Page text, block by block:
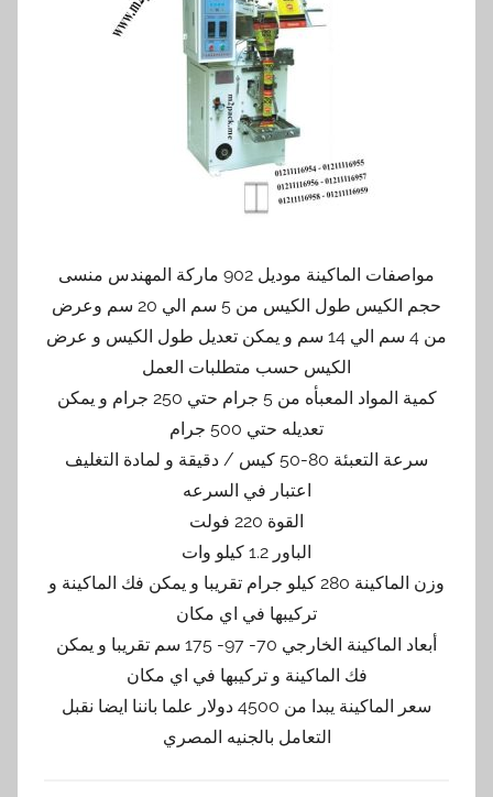
مواصفات الماكينة موديل 902 ماركة المهندس منسى
حجم الكيس طول الكيس من 5 سم الي 20 سم وعرض
من 4 سم الي 14 سم و يمكن تعديل طول الكيس و عرض
الكيس حسب متطلبات العمل
كمية المواد المعبأه من 5 جرام حتي 250 جرام و يمكن
تعديله حتي 500 جرام
سرعة التعبئة 80-50 كيس / دقيقة و لمادة التغليف
اعتبار في السرعه
القوة 220 فولت
الباور 1.2 كيلو وات
وزن الماكينة 280 كيلو جرام تقريبا و يمكن فك الماكينة و
تركيبها في اي مكان
أبعاد الماكينة الخارجي 70- 97- 175 سم تقريبا و يمكن
فك الماكينة و تركيبها في اي مكان
سعر الماكينة يبدا من 4500 دولار علما باننا ايضا نقبل
التعامل بالجنيه المصري